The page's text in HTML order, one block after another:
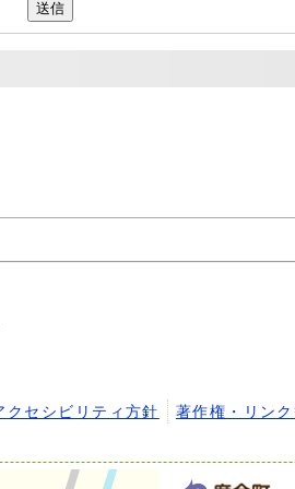
クセシビリティ方針 著作権・リン